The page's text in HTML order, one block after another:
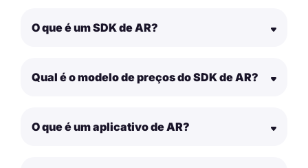
O que é um SDK de AR?
Qual é o modelo de preços do SDK de AR?
O que é um aplicativo de AR?